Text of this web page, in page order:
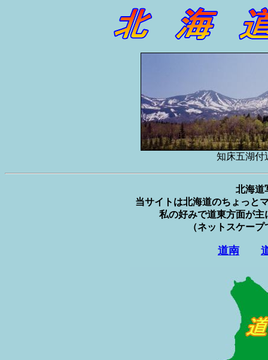
知床五湖付
北海道
当サイトは北海道のちょっと
私の好みで道東方面が
（ネットスケー
道南